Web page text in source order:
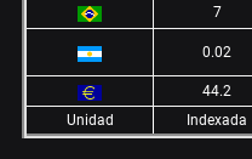
7
0.02
44.2
Unidad
Indexada